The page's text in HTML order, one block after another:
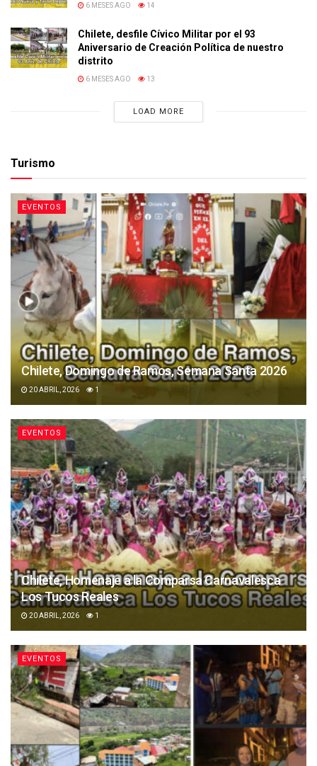
6 MESES AGO 14
Chilete, desfile Cívico Militar por el 93
Aniversario de Creación Política de nuestro
distrito
6 MESES AGO 13
LOAD MORE
Turismo
EVENTOS
Chilete, Domingo de Ramos, Semana Santa 2026
20 ABRIL, 2026 1
EVENTOS
Chilete, Homenaje a la Comparsa Carnavalesca
Los Tucos Reales
20 ABRIL, 2026 1
EVENTOS